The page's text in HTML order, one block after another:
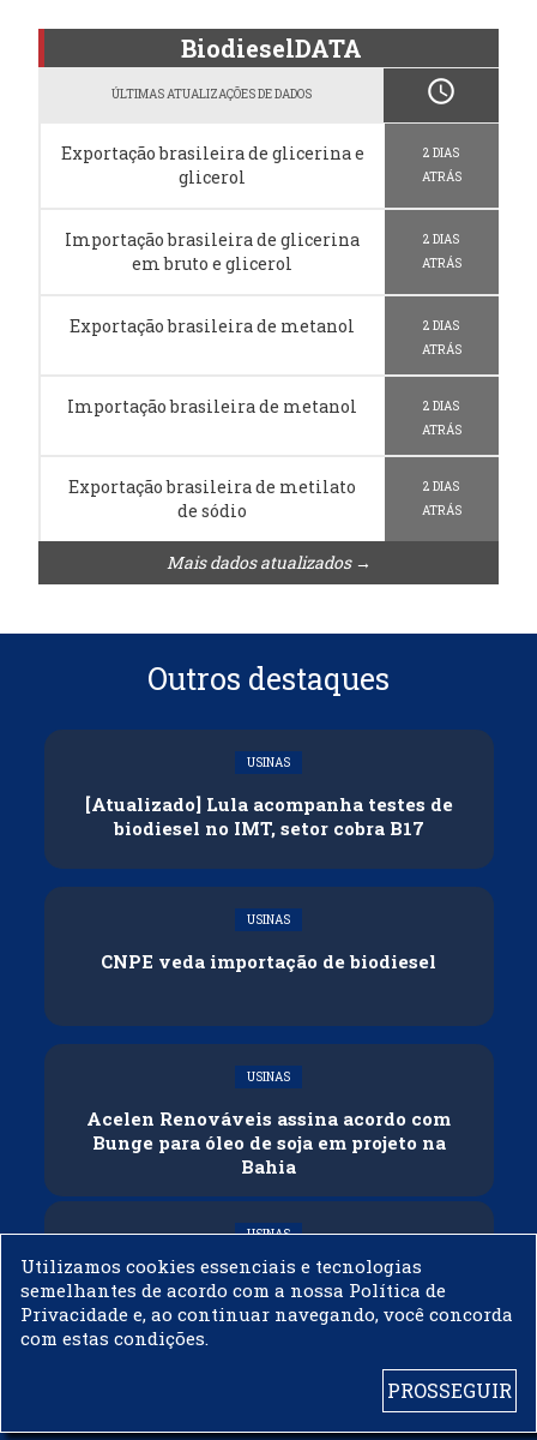
BiodieselDATA
ÚLTIMAS ATUALIZAÇÕES DE DADOS schedule
Exportação brasileira de glicerina e
glicerol
2 DIAS
ATRÁS
Importação brasileira de glicerina
em bruto e glicerol
2 DIAS
ATRÁS
Exportação brasileira de metanol
2 DIAS
ATRÁS
Importação brasileira de metanol
2 DIAS
ATRÁS
Exportação brasileira de metilato
de sódio
2 DIAS
ATRÁS
Mais dados atualizados →
Outros destaques
USINAS
[Atualizado] Lula acompanha testes de
biodiesel no IMT, setor cobra B17
USINAS
CNPE veda importação de biodiesel
USINAS
Acelen Renováveis assina acordo com
Bunge para óleo de soja em projeto na
Bahia
USINAS
Conflitos e veto russo às exportações
ameaçam oferta global de diesel
Utilizamos cookies essenciais e tecnologias
semelhantes de acordo com a nossa Política de
Privacidade e, ao continuar navegando, você concorda
com estas condições.
PROSSEGUIR